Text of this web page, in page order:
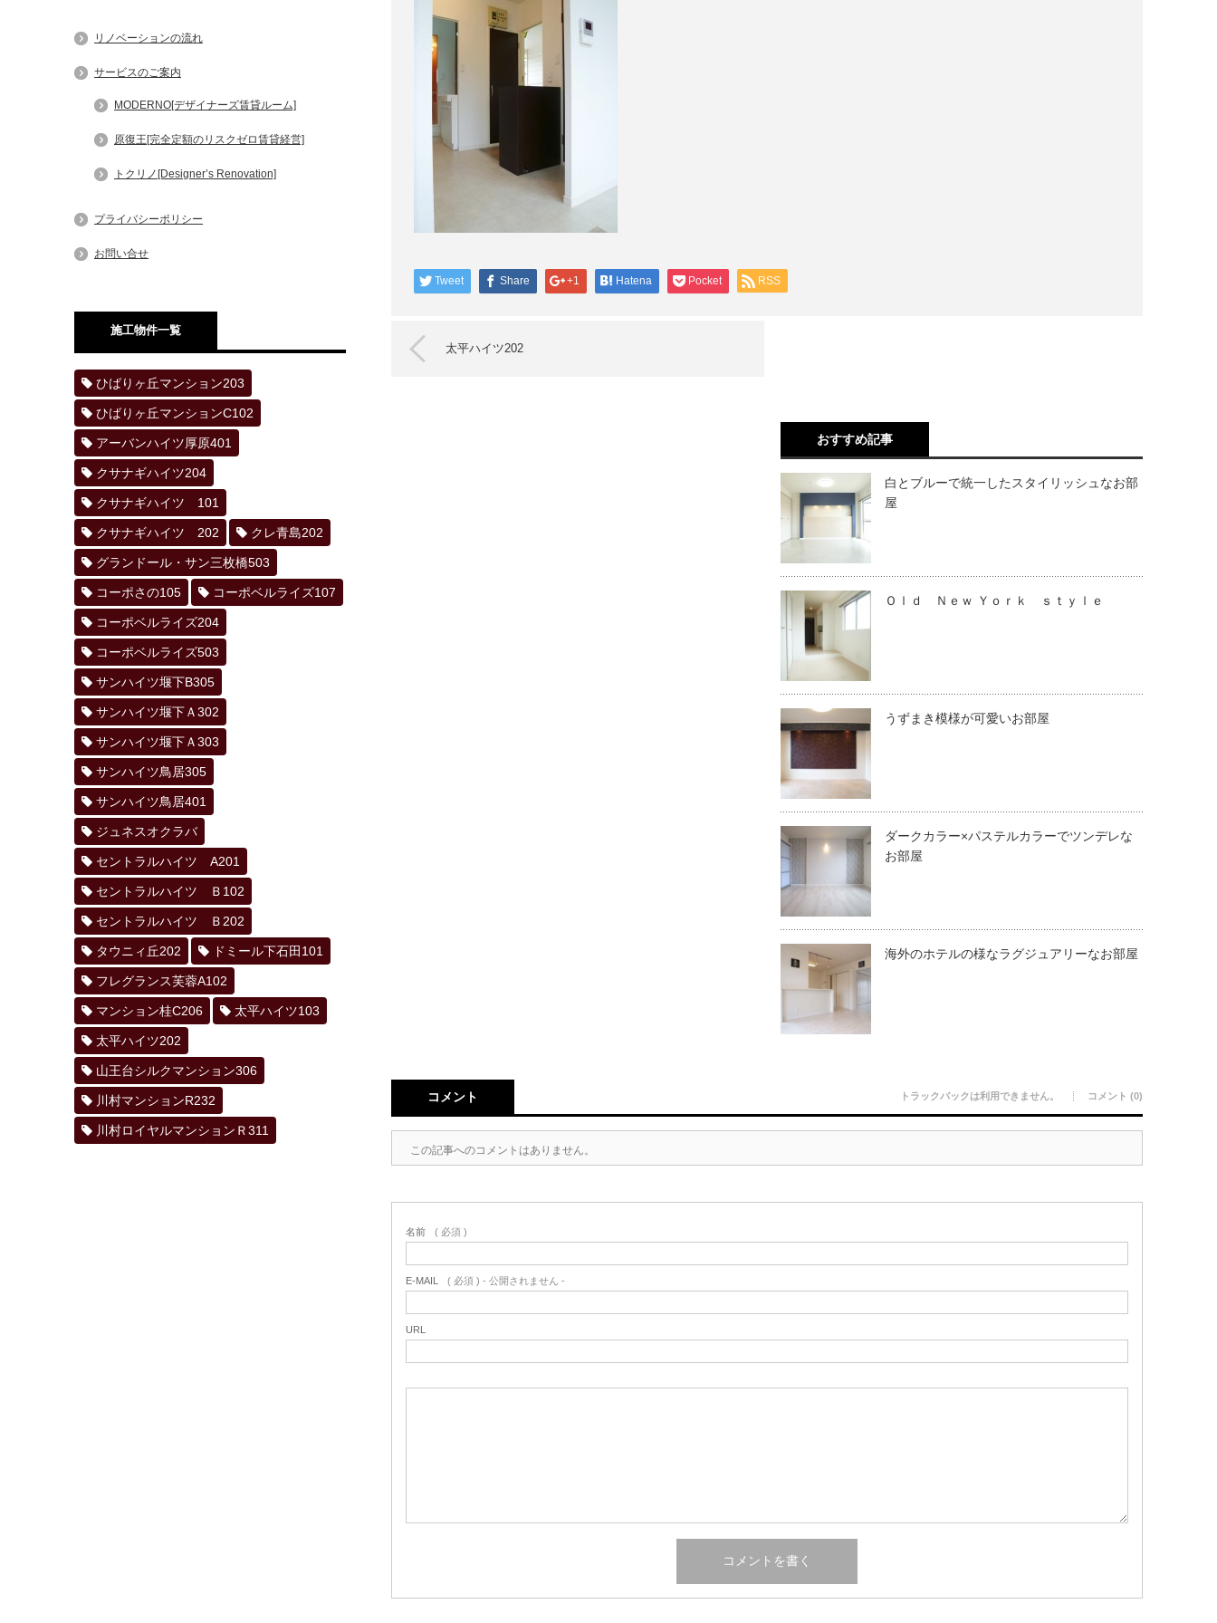
Tweet Share +1 Hatena Pocket RSS
太平ハイツ202
おすすめ記事
白とブルーで統一したスタイリッシュなお部
屋
Ｏｌｄ Ｎｅｗ Ｙｏｒｋ ｓｔｙｌｅ
うずまき模様が可愛いお部屋
ダークカラー×パステルカラーでツンデレな
お部屋
海外のホテルの様なラグジュアリーなお部屋
コメント トラックバックは利用できません。 コメント (0)
この記事へのコメントはありません。
名前 ( 必須 )
E-MAIL ( 必須 ) - 公開されません -
URL
リノベーションの流れ
サービスのご案内
MODERNO[デザイナーズ賃貸ルーム]
原復王[完全定額のリスクゼロ賃貸経営]
トクリノ[Designer’s Renovation]
プライバシーポリシー
お問い合せ
施工物件一覧
ひばりヶ丘マンション203
ひばりヶ丘マンションC102
アーバンハイツ厚原401
クサナギハイツ204
クサナギハイツ 101
クサナギハイツ 202 クレ青島202
グランドール・サン三枚橋503
コーポさの105 コーポベルライズ107
コーポベルライズ204
コーポベルライズ503
サンハイツ堰下B305
サンハイツ堰下Ａ302
サンハイツ堰下Ａ303
サンハイツ鳥居305
サンハイツ鳥居401
ジュネスオクラバ
セントラルハイツ A201
セントラルハイツ Ｂ102
セントラルハイツ Ｂ202
タウニィ丘202 ドミール下石田101
フレグランス芙蓉A102
マンション桂C206 太平ハイツ103
太平ハイツ202
山王台シルクマンション306
川村マンションR232
川村ロイヤルマンションＲ311